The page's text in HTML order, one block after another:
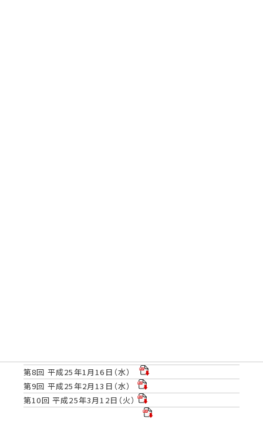
第8回 平成25年1月16日（水）
第9回 平成25年2月13日（水）
第10回 平成25年3月12日（火）